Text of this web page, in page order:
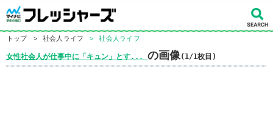
トップ > 社会人ライフ > 社会人ライフ
女性社会人が仕事中に「キュン」とす... の画像(1/1枚目)